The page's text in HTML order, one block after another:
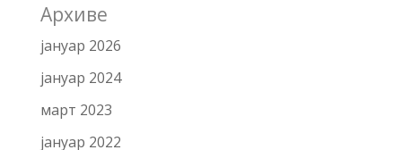
Архиве
јануар 2026
јануар 2024
март 2023
јануар 2022